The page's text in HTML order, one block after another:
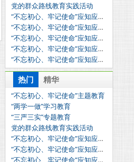
党的群众路线教育实践活动
“不忘初心、牢记使命”应知应会知识问答第五讲
“不忘初心、牢记使命”应知应会知识问答第四讲
“不忘初心、牢记使命”应知应会知识问答第三讲
“不忘初心、牢记使命”应知应会知识问答第二讲
“不忘初心、牢记使命”应知应会知识问答第一讲
热门 精华
“不忘初心、牢记使命”主题教育
“两学一做”学习教育
“三严三实”专题教育
党的群众路线教育实践活动
“不忘初心、牢记使命”应知应会知识问答第五讲
“不忘初心、牢记使命”应知应会知识问答第四讲
“不忘初心、牢记使命”应知应会知识问答第三讲